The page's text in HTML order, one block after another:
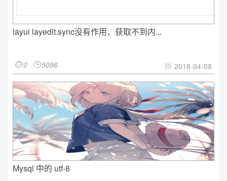
layui layedit.sync没有作用，获取不到内...
0 5096  2018-04-08
Mysql 中的 utf-8